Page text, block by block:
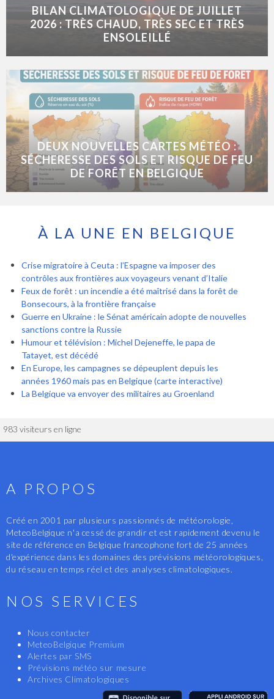
BILAN CLIMATOLOGIQUE DE JUILLET
2026 : TRÈS CHAUD, TRÈS SEC ET TRÈS
ENSOLEILLÉ
DEUX NOUVELLES CARTES MÉTÉO :
SÉCHERESSE DES SOLS ET RISQUE DE FEU
DE FORÊT EN BELGIQUE
À LA UNE EN BELGIQUE
Crise migratoire à Ceuta : l’Espagne va imposer des
contrôles aux frontières aux voyageurs venant d’Italie
Feux de forêt : un incendie a été maîtrisé dans la forêt de
Bonsecours, à la frontière française
Guerre en Ukraine : le Sénat américain adopte de nouvelles
sanctions contre la Russie
Humour et télévision : Michel Dejeneffe, le papa de
Tatayet, est décédé
En Europe, les campagnes se dépeuplent depuis les
années 1960 mais pas en Belgique (carte interactive)
La Belgique va envoyer des militaires au Groenland
983 visiteurs en ligne
A PROPOS
Créé en 2001 par plusieurs passionnés de météorologie,
MeteoBelgique n'a cessé de grandir et est rapidement devenu le
site de référence en Belgique francophone fort de 25 années
d'expérience dans les domaines des prévisions météorologiques,
du réseau en temps réel et des analyses climatologiques.
NOS SERVICES
Nous contacter
MeteoBelgique Premium
Alertes par SMS
Prévisions météo sur mesure
Archives Climatologiques